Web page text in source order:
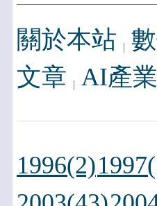
關於本站
文章 AI產
1996(2)